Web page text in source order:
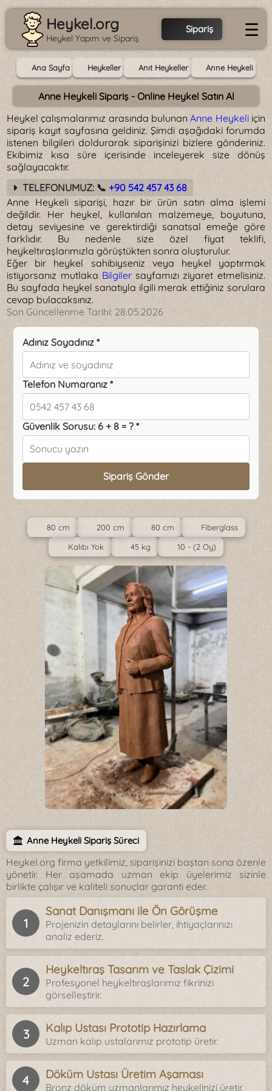
Heykel.org
Heykel Yapım ve Sipariş
Sipariş ☰
Ana Sayfa Heykeller Anıt Heykeller Anne Heykeli
Anne Heykeli Sipariş - Online Heykel Satın Al
Heykel çalışmalarımız arasında bulunanAnne Heykeliiçin
sipariş kayıt sayfasına geldiniz. Şimdi aşağıdaki forumda
istenen bilgileri doldurarak siparişinizi bizlere gönderiniz.
Ekibimiz kısa süre içerisinde inceleyerek size dönüş
sağlayacaktır.
TELEFONUMUZ: 📞+90 542 457 43 68
Anne Heykeli siparişi, hazır bir ürün satın alma işlemi
değildir. Her heykel, kullanılan malzemeye, boyutuna,
detay seviyesine ve gerektirdiği sanatsal emeğe göre
farklıdır. Bu nedenle size özel fiyat teklifi,
heykeltıraşlarımızla görüştükten sonra oluşturulur.
Eğer bir heykel sahibiyseniz veya heykel yaptırmak
istiyorsanız mutlaka Bilgilersayfamızı ziyaret etmelisiniz.
Bu sayfada heykel sanatıyla ilgili merak ettiğiniz sorulara
cevap bulacaksınız.
Son Güncellenme Tarihi: 28.05.2026
Adınız Soyadınız *
Telefon Numaranız *
Güvenlik Sorusu: 6 + 8 = ? *
Sipariş Gönder
80 cm 200 cm 80 cm
Fiberglass
Kalıbı Yok
45 kg 10 - (2 Oy)
Anne Heykeli Sipariş Süreci
Heykel.org firma yetkilimiz, siparişinizi baştan sona özenle
yönetir. Her aşamada uzman ekip üyelerimiz sizinle
birlikte çalışır ve kaliteli sonuçlar garanti eder.
Sanat Danışmanı ile Ön Görüşme
Projenizin detaylarını belirler, ihtiyaçlarınızı
analiz ederiz.
Heykeltıraş Tasarım ve Taslak Çizimi
Profesyonel heykeltıraşlarımız fikrinizi
görselleştirir.
Kalıp Ustası Prototip Hazırlama
Uzman kalıp ustalarımız prototip üretir.
Döküm Ustası Üretim Aşaması
Bronz döküm uzmanlarımız heykelinizi üretir.